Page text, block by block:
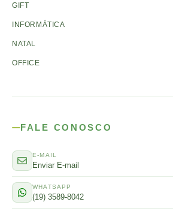
GIFT
INFORMÁTICA
NATAL
OFFICE
FALE CONOSCO
E-MAIL
Enviar E-mail
WHATSAPP
(19) 3589-8042